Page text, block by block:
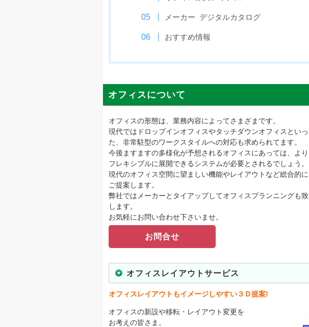
メーカー デジタルカタログ
おすすめ情報
オフィスについて
オフィスの形態は、業務内容によってさまざまです。
現代ではドロップインオフィスやタッチダウンオフィスといっ
た、非常駐型のワークスタイルへの対応も求められてます。
今後ますますの多様化が予想されるオフィスにあっては、より
フレキシブルに展開できるシステムが必要とされるでしょう。
現代のオフィス空間に望ましい機能やレイアウトなど総合的に
ご提案します。
弊社ではメーカーとタイアップしてオフィスプランニングも致
します。
お気軽にお問い合わせ下さいませ。
お問合せ
オフィスレイアウトサービス
オフィスレイアウトもイメージしやすい３Ｄ提案!
オフィスの新設や移転・レイアウト変更を
お考えの皆さま。